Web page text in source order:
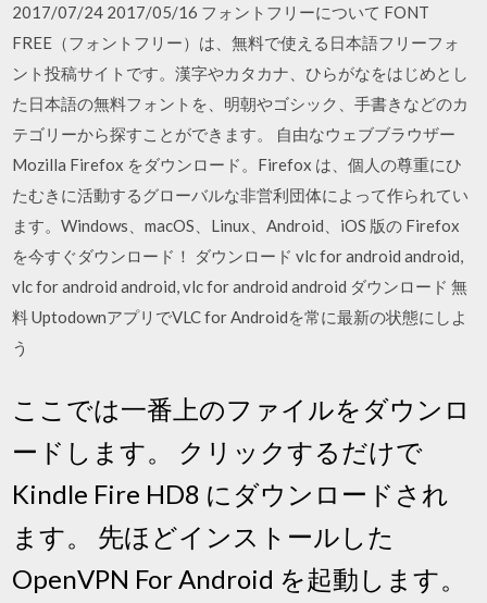
2017/07/24 2017/05/16 フォントフリーについて FONT
FREE（フォントフリー）は、無料で使える日本語フリーフォ
ント投稿サイトです。漢字やカタカナ、ひらがなをはじめとし
た日本語の無料フォントを、明朝やゴシック、手書きなどのカ
テゴリーから探すことができます。 自由なウェブブラウザー
Mozilla Firefox をダウンロード。Firefox は、個人の尊重にひ
たむきに活動するグローバルな非営利団体によって作られてい
ます。Windows、macOS、Linux、Android、iOS 版の Firefox
を今すぐダウンロード！ ダウンロード vlc for android android,
vlc for android android, vlc for android android ダウンロード 無
料 UptodownアプリでVLC for Androidを常に最新の状態にしよ
う
ここでは一番上のファイルをダウンロ
ードします。 クリックするだけで
Kindle Fire HD8 にダウンロードされ
ます。 先ほどインストールした
OpenVPN For Android を起動します。